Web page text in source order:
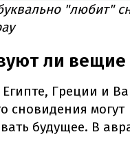
"любит"
ли вещие
Греции и
сновидения могут
будущее. В